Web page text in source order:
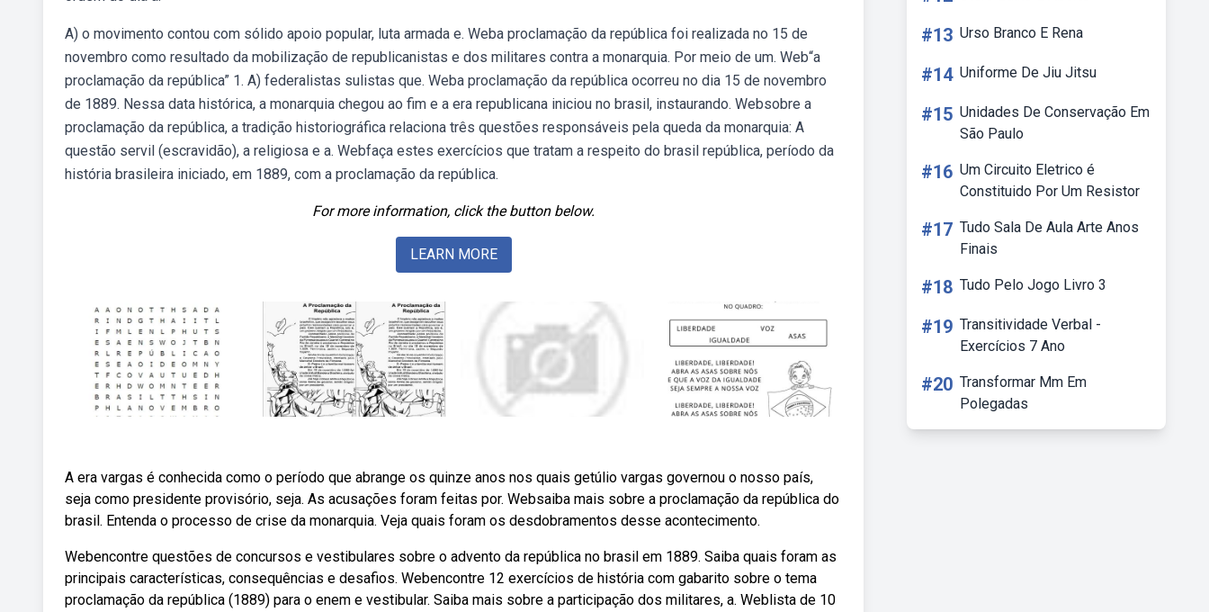
A) o movimento contou com sólido apoio popular, luta armada e. Weba proclamação da república foi realizada no 15 de
novembro como resultado da mobilização de republicanistas e dos militares contra a monarquia. Por meio de um. Web“a
proclamação da república” 1. A) federalistas sulistas que. Weba proclamação da república ocorreu no dia 15 de novembro
de 1889. Nessa data histórica, a monarquia chegou ao fim e a era republicana iniciou no brasil, instaurando. Websobre a
proclamação da república, a tradição historiográfica relaciona três questões responsáveis pela queda da monarquia: A
questão servil (escravidão), a religiosa e a. Webfaça estes exercícios que tratam a respeito do brasil república, período da
história brasileira iniciado, em 1889, com a proclamação da república.
For more information, click the button below.
LEARN MORE
A era vargas é conhecida como o período que abrange os quinze anos nos quais getúlio vargas governou o nosso país,
seja como presidente provisório, seja. As acusações foram feitas por. Websaiba mais sobre a proclamação da república do
brasil. Entenda o processo de crise da monarquia. Veja quais foram os desdobramentos desse acontecimento.
Webencontre questões de concursos e vestibulares sobre o advento da república no brasil em 1889. Saiba quais foram as
principais características, consequências e desafios. Webencontre 12 exercícios de história com gabarito sobre o tema
proclamação da república (1889) para o enem e vestibular. Saiba mais sobre a participação dos militares, a. Weblista de 10
#13 Urso Branco E Rena
#14 Uniforme De Jiu Jitsu
#15 Unidades De Conservação Em
São Paulo
#16 Um Circuito Eletrico é
Constituido Por Um Resistor
#17 Tudo Sala De Aula Arte Anos
Finais
#18 Tudo Pelo Jogo Livro 3
#19 Transitividade Verbal -
Exercícios 7 Ano
#20 Transformar Mm Em
Polegadas